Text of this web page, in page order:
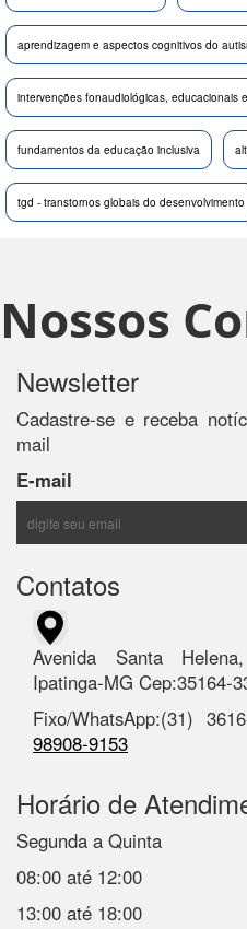
aprendizagem e aspectos cognitivos do
intervenções fonaudiológicas, educacionais
fundamentos da educação inclusiva
tgd - transtornos globais do desenvolvimento
Nossos
Newsletter
Cadastre-se e receba
mail
E-mail
Contatos
Avenida Santa
Ipatinga-MG Cep:35164-
Fixo/WhatsApp:(31)
98908-9153
Horário de
Segunda a Quinta
08:00 até 12:00
13:00 até 18:00